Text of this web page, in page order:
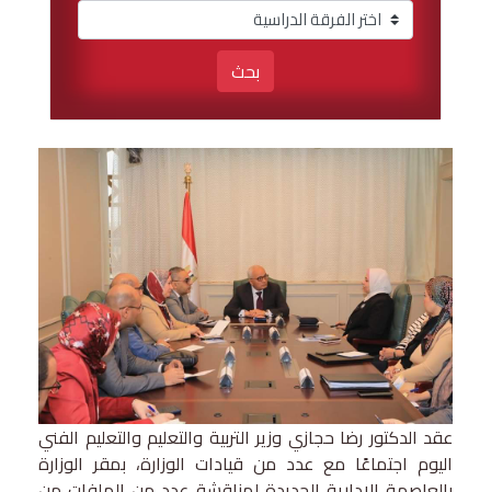
بحث
عقد الدكتور رضا حجازي وزير التربية والتعليم والتعليم الفني
اليوم اجتماعًا مع عدد من قيادات الوزارة، بمقر الوزارة